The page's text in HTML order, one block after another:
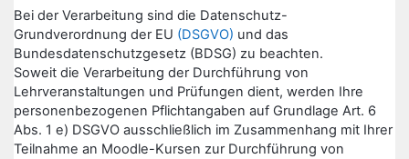
Bei der Verarbeitung sind die Datenschutz-
Grundverordnung der EU (DSGVO) und das
Bundesdatenschutzgesetz (BDSG) zu beachten.
Soweit die Verarbeitung der Durchführung von
Lehrveranstaltungen und Prüfungen dient, werden Ihre
personenbezogenen Pflichtangaben auf Grundlage Art. 6
Abs. 1 e) DSGVO ausschließlich im Zusammenhang mit Ihrer
Teilnahme an Moodle-Kursen zur Durchführung von